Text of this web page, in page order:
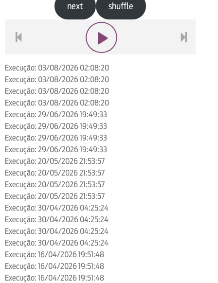
next shuffle
Execução: 03/08/2026 02:08:20
Execução: 03/08/2026 02:08:20
Execução: 03/08/2026 02:08:20
Execução: 03/08/2026 02:08:20
Execução: 29/06/2026 19:49:33
Execução: 29/06/2026 19:49:33
Execução: 29/06/2026 19:49:33
Execução: 29/06/2026 19:49:33
Execução: 20/05/2026 21:53:57
Execução: 20/05/2026 21:53:57
Execução: 20/05/2026 21:53:57
Execução: 20/05/2026 21:53:57
Execução: 30/04/2026 04:25:24
Execução: 30/04/2026 04:25:24
Execução: 30/04/2026 04:25:24
Execução: 30/04/2026 04:25:24
Execução: 16/04/2026 19:51:48
Execução: 16/04/2026 19:51:48
Execução: 16/04/2026 19:51:48